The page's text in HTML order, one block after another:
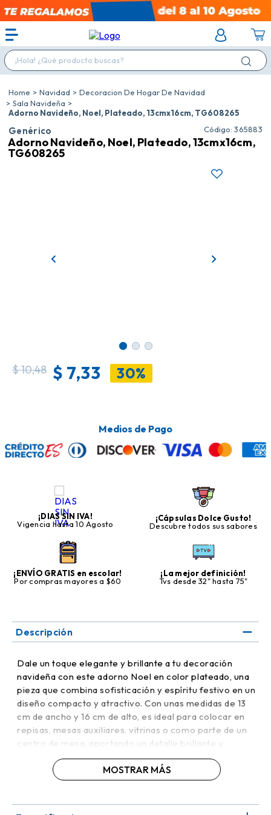
¡Hola! ¿Qué producto buscas?
Navidad
Decoracion De Hogar De Navidad
Sala Navideña
Adorno Navideño, Noel, Plateado, 13cmx16cm, TG608265
Genérico : 365883
Adorno Navideño, Noel, Plateado, 13cmx16cm,
TG608265
$10,48 $ 7,33 30%
Medios de Pago
¡DIAS SIN IVA!
Vigencia hasta 10 Agosto
¡Cápsulas Dolce Gusto!
Descubre todos sus sabores
¡ENVÍO GRATIS en escolar!
Por compras mayores a $60
¡La mejor definición!
Tvs desde 32" hasta 75"
Descripción
Dale un toque elegante y brillante a tu decoración
navideña con este adorno Noel en color plateado, una
pieza que combina sofisticación y espíritu festivo en un
diseño compacto y atractivo. Con unas medidas de 13
cm de ancho y 16 cm de alto, es ideal para colocar en
repisas, mesas auxiliares, vitrinas o como parte de un
centro de mesa, aportando un detalle brillante y
encantador a tu hogar.
Fabricado con material de alta calidad, este adorno
refleja la luz, creando un efecto luminoso y elegante en
MOSTRAR MÁS